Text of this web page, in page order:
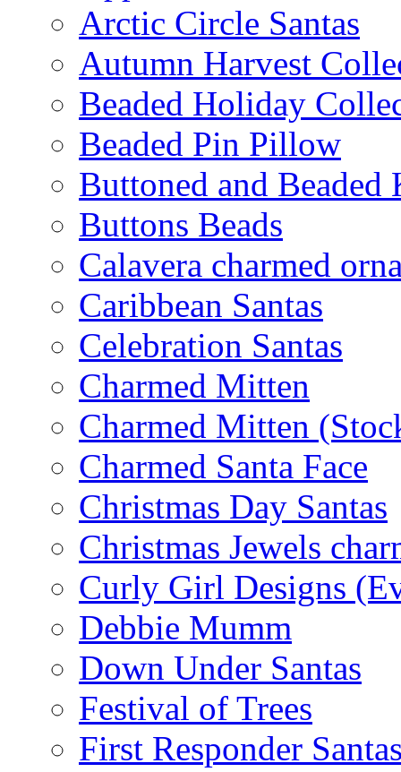
Arctic Circle Santas
Autumn Harvest
Beaded Holiday
Beaded Pin Pillow
Buttoned and Beaded
Buttons Beads
Calavera charmed
Caribbean Santas
Celebration Santas
Charmed Mitten
Charmed Mitten
Charmed Santa Face
Christmas Day Santas
Christmas Jewels
Curly Girl Designs
Debbie Mumm
Down Under Santas
Festival of Trees
First Responder